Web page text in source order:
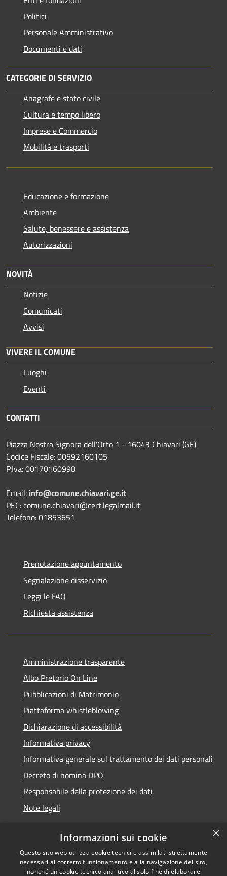
Politici
Personale Amministrativo
Documenti e dati
CATEGORIE DI SERVIZIO
Anagrafe e stato civile
Cultura e tempo libero
Imprese e Commercio
Mobilità e trasporti
Educazione e formazione
Ambiente
Salute, benessere e assistenza
Autorizzazioni
NOVITÀ
Notizie
Comunicati
Avvisi
VIVERE IL COMUNE
Luoghi
Eventi
CONTATTI
Piazza Nostra Signora dell'Orto 1 - 16043 Chiavari (GE)
Codice Fiscale: 00592160105
P.Iva: 00170160998
Email: info@comune.chiavari.ge.it
PEC: comune.chiavari@cert.legalmail.it
Telefono: 01853651
Prenotazione appuntamento
Segnalazione disservizio
Leggi le FAQ
Richiesta assistenza
Amministrazione trasparente
Albo Pretorio On Line
Pubblicazioni di Matrimonio
Piattaforma whistleblowing
Dichiarazione di accessibilità
Informativa privacy
Informativa generale sul trattamento dei dati personali
Decreto di nomina DPO
Responsabile della protezione dei dati
Note legali
RSS
Accessibilità
© 2021 - 2026 Comune di
Chiavari -Area Riservata
×
Informazioni sui cookie
Questo sito web utilizza cookie tecnici e assimilati strettamente
necessari al corretto funzionamento e alla navigazione del sito,
nonché un cookie tecnico analitico al solo fine di elaborare